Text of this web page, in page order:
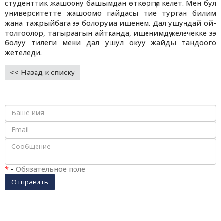
студенттик жашоону башымдан өткөргүм келет. Мен бул
университетте жашоомо пайдасы тие турган билим
жана тажрыйбага ээ болорума ишенем. Дал ушундай ой-
толгоолор, тагыраагын айтканда, ишенимдүү келечекке ээ
болуу тилеги мени дал ушул окуу жайды тандоого
жетеледи.
<< Назад к списку
* - Обязательное поле
Отправить